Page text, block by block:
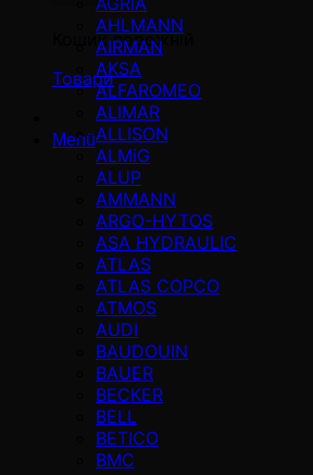
Кошик порожній
Товари
Menü
AHLMANN
AIRMAN
AKSA
ALFAROMEO
ALIMAR
ALLISON
ALMiG
ALUP
AMMANN
ARGO-HYTOS
ASA HYDRAULIC
ATLAS
ATLAS COPCO
ATMOS
AUDI
BAUDOUIN
BAUER
BECKER
BELL
BETICO
BMC